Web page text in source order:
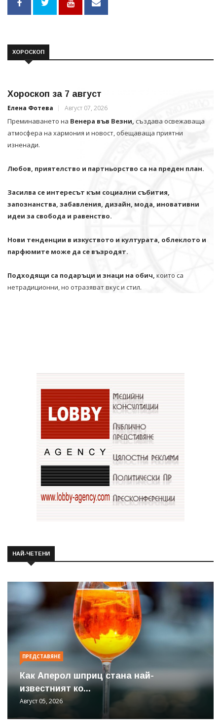
ХОРОСКОП
Хороскоп за 7 август
Елена Фотева Август 07, 2026
Преминаването на Венера във Везни, създава освежаваща
атмосфера на хармония и новост, обещаваща приятни
изненади.
Любов, приятелство и партньорство са на преден план.
Засилва се интересът към социални събития,
запознанства, забавления, дизайн, мода, иновативни
идеи за свобода и равенство.
Нови тенденции в изкуството и културата, облеклото и
парфюмите може да се възродят.
Подходящи са подаръци и знаци на обич, които са
нетрадиционни, но отразяват вкус и стил.
НАЙ-ЧЕТЕНИ
ПРЕДСТАВЯНЕ
Как Аперол шприц стана най-
известният ко...
Август 05, 2026